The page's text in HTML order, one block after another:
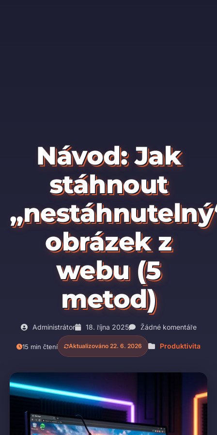
Návod: Jak
stáhnout
obrázek z
webu (5
metod)
Administrátor 18. října 2025 Žádné komentáře
15 min čtení Aktualizováno 22. 6. 2026 Produktivita